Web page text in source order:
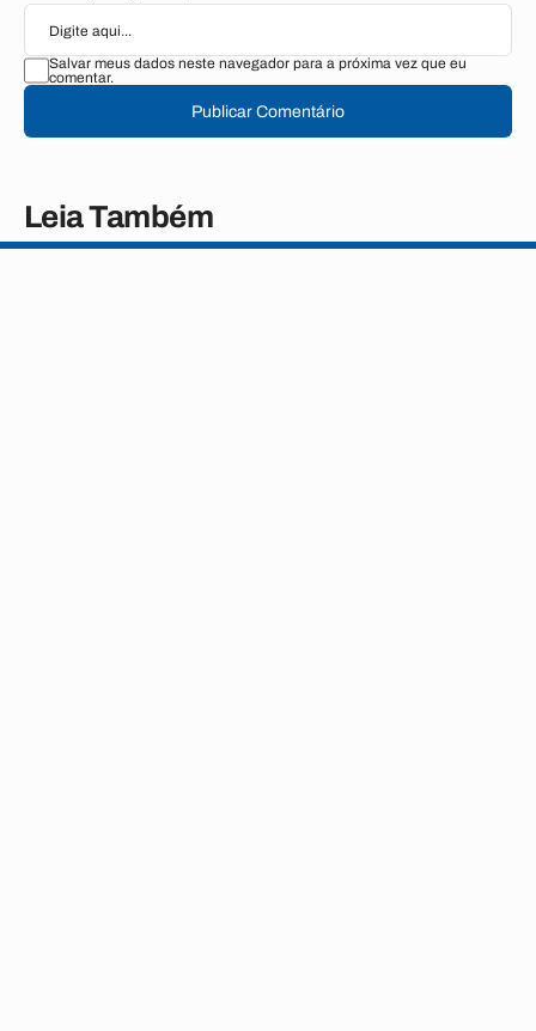
Salvar meus dados neste navegador para a próxima vez que eu
comentar.
Publicar Comentário
Leia Também